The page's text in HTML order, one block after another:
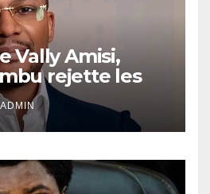
Vally Amisi,
rejette les
appelle à
établir la
ADMIN